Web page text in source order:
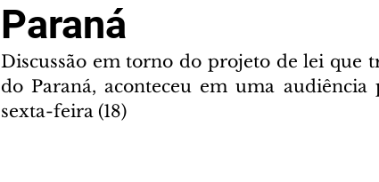
Paraná
Discussão em torno do projeto de lei que
do Paraná, aconteceu em uma
sexta-feira (18)